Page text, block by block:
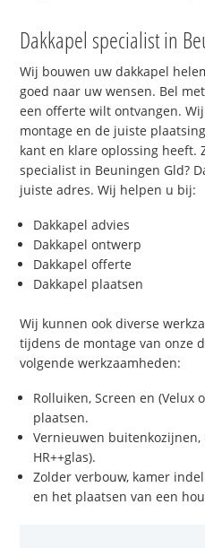
Dakkapel specialist in
Wij bouwen uw dakkapel
goed naar uw wensen. Bel
een offerte wilt ontvangen.
montage en de juiste
kant en klare oplossing heeft.
specialist in Beuningen Gld?
juiste adres. Wij helpen u bij:
Dakkapel advies
Dakkapel ontwerp
Dakkapel offerte
Dakkapel plaatsen
Wij kunnen ook diverse
tijdens de montage van onze
volgende werkzaamheden:
Rolluiken, Screen en (Velux
plaatsen.
Vernieuwen
HR++glas).
Zolder verbouw, kamer
en het plaatsen van een